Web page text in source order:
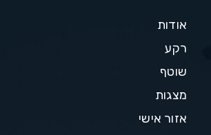
אודות
רקע
שוטף
מצגות
אזור אישי